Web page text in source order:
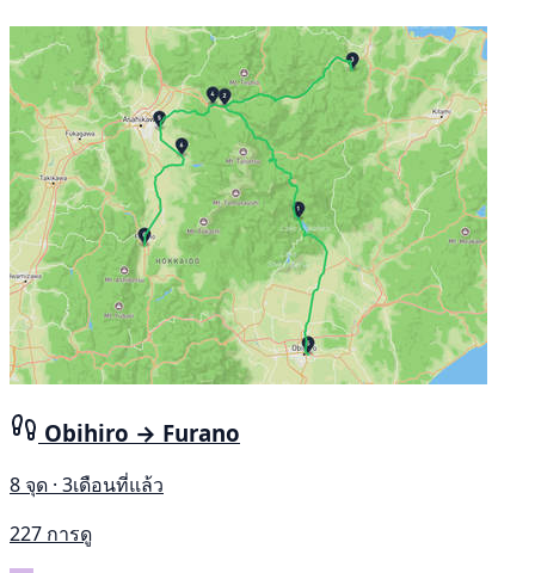
Obihiro → Furano
8 จุด · 3เดือนที่แล้ว
227 การดู